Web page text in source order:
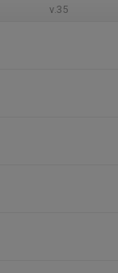
v.35